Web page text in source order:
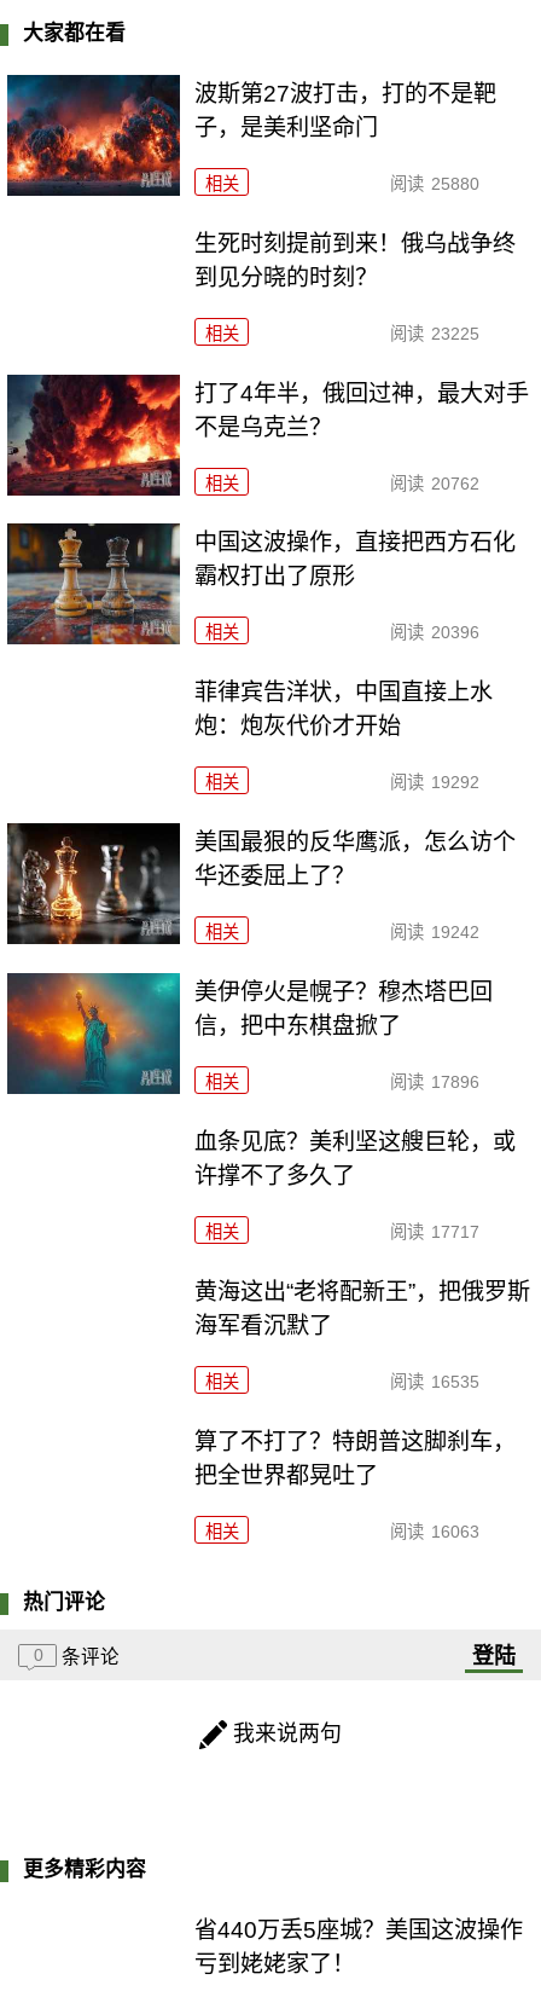
大家都在看
波斯第27波打击，打的不是靶
子，是美利坚命门
相关 阅读 25880
生死时刻提前到来！俄乌战争终
到见分晓的时刻？
相关 阅读 23225
打了4年半，俄回过神，最大对手
不是乌克兰？
相关 阅读 20762
中国这波操作，直接把西方石化
霸权打出了原形
相关 阅读 20396
菲律宾告洋状，中国直接上水
炮：炮灰代价才开始
相关 阅读 19292
美国最狠的反华鹰派，怎么访个
华还委屈上了？
相关 阅读 19242
美伊停火是幌子？穆杰塔巴回
信，把中东棋盘掀了
相关 阅读 17896
血条见底？美利坚这艘巨轮，或
许撑不了多久了
相关 阅读 17717
黄海这出“老将配新王”，把俄罗斯
海军看沉默了
相关 阅读 16535
算了不打了？特朗普这脚刹车，
把全世界都晃吐了
相关 阅读 16063
热门评论
0 条评论 登陆
我来说两句
更多精彩内容
省440万丢5座城？美国这波操作
亏到姥姥家了！